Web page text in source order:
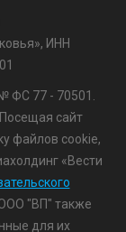
ИНН
ФС 77 - 70501.
сайт
файлов cookie,
«Вести
"ВП" также
для их